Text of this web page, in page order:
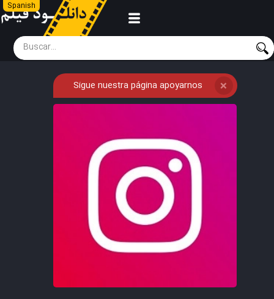
Spanish
Sigue nuestra página apoyarnos ❌